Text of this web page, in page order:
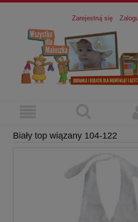
Zarejestruj się
Biały top wiązany 104-122